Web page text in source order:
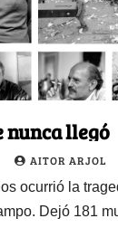
nunca llegó
AITOR ARJOL
ocurrió la
Dejó 181